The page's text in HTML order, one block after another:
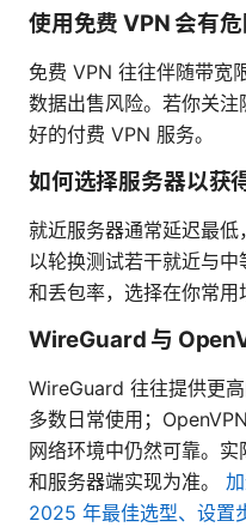
使用免费 VPN 会有危
免费 VPN 往往伴随带宽
数据出售风险。若你关
好的付费 VPN 服务。
如何选择服务器以获
就近服务器通常延迟最
以轮换测试若干就近与
和丢包率，选择在你常用
WireGuard 与
WireGuard 往往提供更
多数日常使用；
网络环境中仍然可靠。
和服务器端实现为准。
2025 年最佳选型、设置